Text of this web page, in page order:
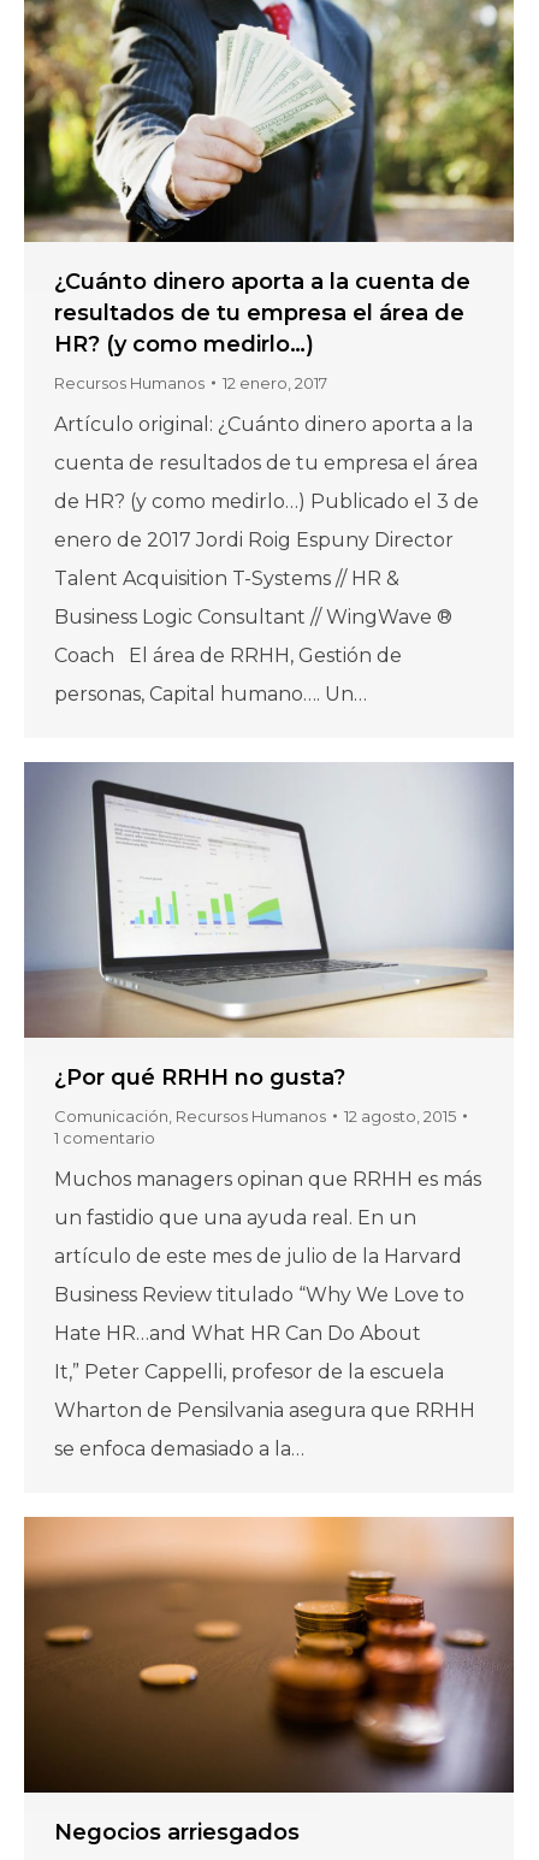
¿Cuánto dinero aporta a la cuenta de
resultados de tu empresa el área de
HR? (y como medirlo…)
Recursos Humanos 12 enero, 2017
Artículo original: ¿Cuánto dinero aporta a la
cuenta de resultados de tu empresa el área
de HR? (y como medirlo…) Publicado el 3 de
enero de 2017 Jordi Roig Espuny Director
Talent Acquisition T-Systems // HR &
Business Logic Consultant // WingWave ®
Coach El área de RRHH, Gestión de
personas, Capital humano…. Un…
¿Por qué RRHH no gusta?
Comunicación Recursos Humanos
12 agosto, 2015
1 comentario
Muchos managers opinan que RRHH es más
un fastidio que una ayuda real. En un
artículo de este mes de julio de la Harvard
Business Review titulado “Why We Love to
Hate HR…and What HR Can Do About
It,” Peter Cappelli, profesor de la escuela
Wharton de Pensilvania asegura que RRHH
se enfoca demasiado a la…
Negocios arriesgados